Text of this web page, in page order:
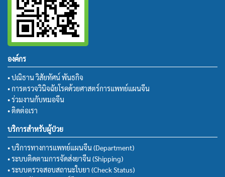
องค์กร
• ปณิธาน วิสัยทัศน์ พันธกิจ
• การตรวจวินิจฉัยโรคด้วยศาสตร์การแพทย์แผนจีน
• ร่วมงานกับหมอจีน
• ติดต่อเรา
บริการสำหรับผู้ป่วย
• บริการทางการแพทย์แผนจีน (Department)
• ระบบติดตามการจัดส่งยาจีน (Shipping)
• ระบบตรวจสอบสถานะใบยา (Check Status)